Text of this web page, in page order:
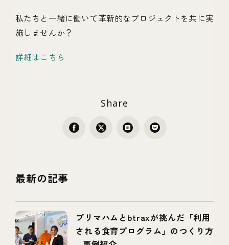
私たちと一緒に働いて革新的なプロジェクトを共に実
施しませんか？
詳細はこちら
Share
最新の記事
プリマハムとbtraxが挑んだ「利用
される食育プログラム」のつくり方